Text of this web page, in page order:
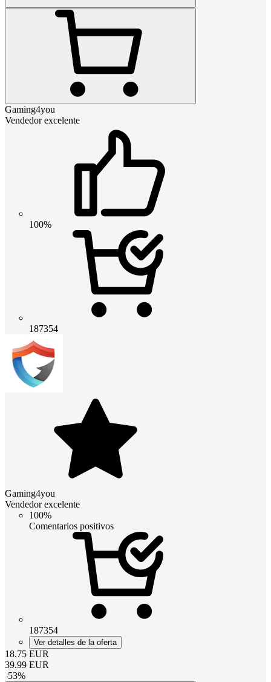
Gaming4you
Vendedor excelente
100%
187354
Gaming4you
Vendedor excelente
100%
Comentarios positivos
187354
Ver detalles de la oferta
18.75 EUR
39.99 EUR
-53%